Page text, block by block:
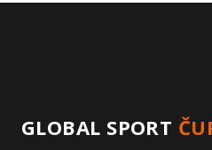
GLOBAL SPORT